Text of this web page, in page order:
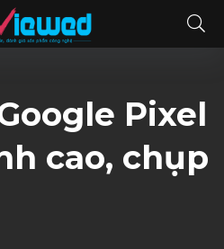
Pixel
cao, chụp